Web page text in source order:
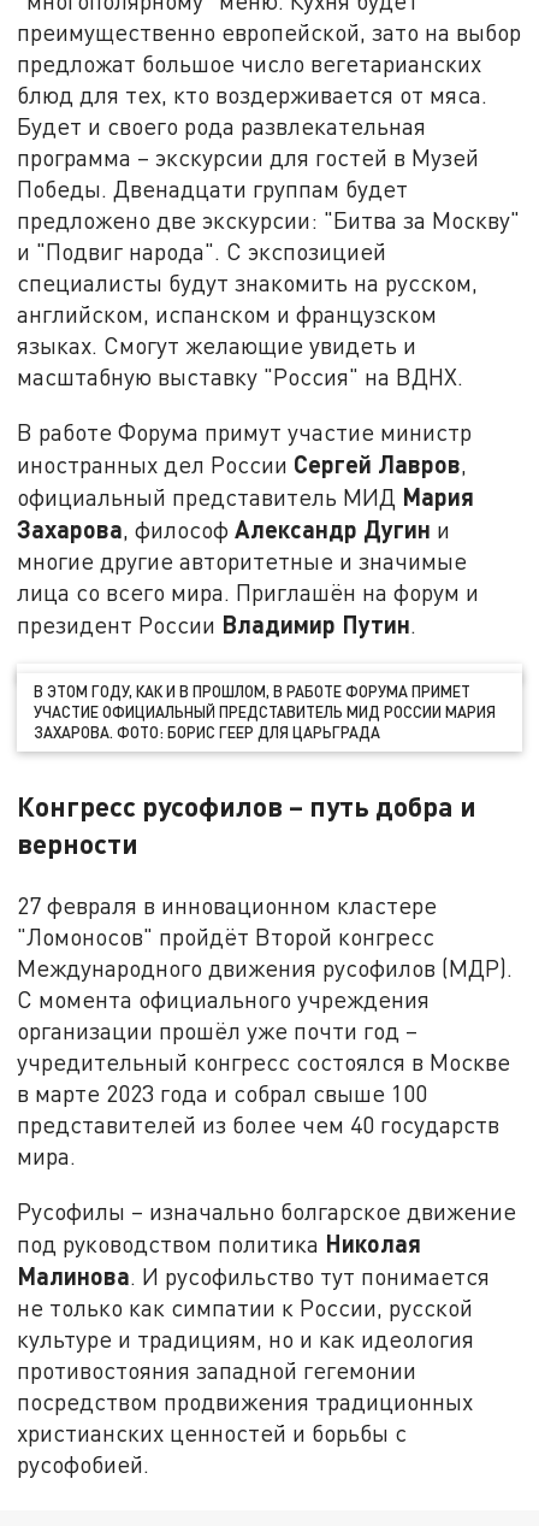
преимущественно европейской, зато на выбор
предложат большое число вегетарианских
блюд для тех, кто воздерживается от мяса.
Будет и своего рода развлекательная
программа – экскурсии для гостей в Музей
Победы. Двенадцати группам будет
предложено две экскурсии: "Битва за Москву"
и "Подвиг народа". С экспозицией
специалисты будут знакомить на русском,
английском, испанском и французском
языках. Смогут желающие увидеть и
масштабную выставку "Россия" на ВДНХ.
В работе Форума примут участие министр
иностранных дел России Сергей Лавров,
официальный представитель МИД Мария
Захарова, философАлександр Дугин и
многие другие авторитетные и значимые
лица со всего мира. Приглашён на форум и
президент России Владимир Путин.
В ЭТОМ ГОДУ, КАК И В ПРОШЛОМ, В РАБОТЕ ФОРУМА ПРИМЕТ
УЧАСТИЕ ОФИЦИАЛЬНЫЙ ПРЕДСТАВИТЕЛЬ МИД РОССИИ МАРИЯ
ЗАХАРОВА. ФОТО: БОРИС ГЕЕР ДЛЯ ЦАРЬГРАДА
Конгресс русофилов – путь добра и
верности
27 февраля в инновационном кластере
"Ломоносов" пройдёт Второй конгресс
Международного движения русофилов (МДР).
С момента официального учреждения
организации прошёл уже почти год –
учредительный конгресс состоялся в Москве
в марте 2023 года и собрал свыше 100
представителей из более чем 40 государств
мира.
Русофилы – изначально болгарское движение
под руководством политика Николая
Малинова. И русофильство тут понимается
не только как симпатии к России, русской
культуре и традициям, но и как идеология
противостояния западной гегемонии
посредством продвижения традиционных
христианских ценностей и борьбы с
русофобией.